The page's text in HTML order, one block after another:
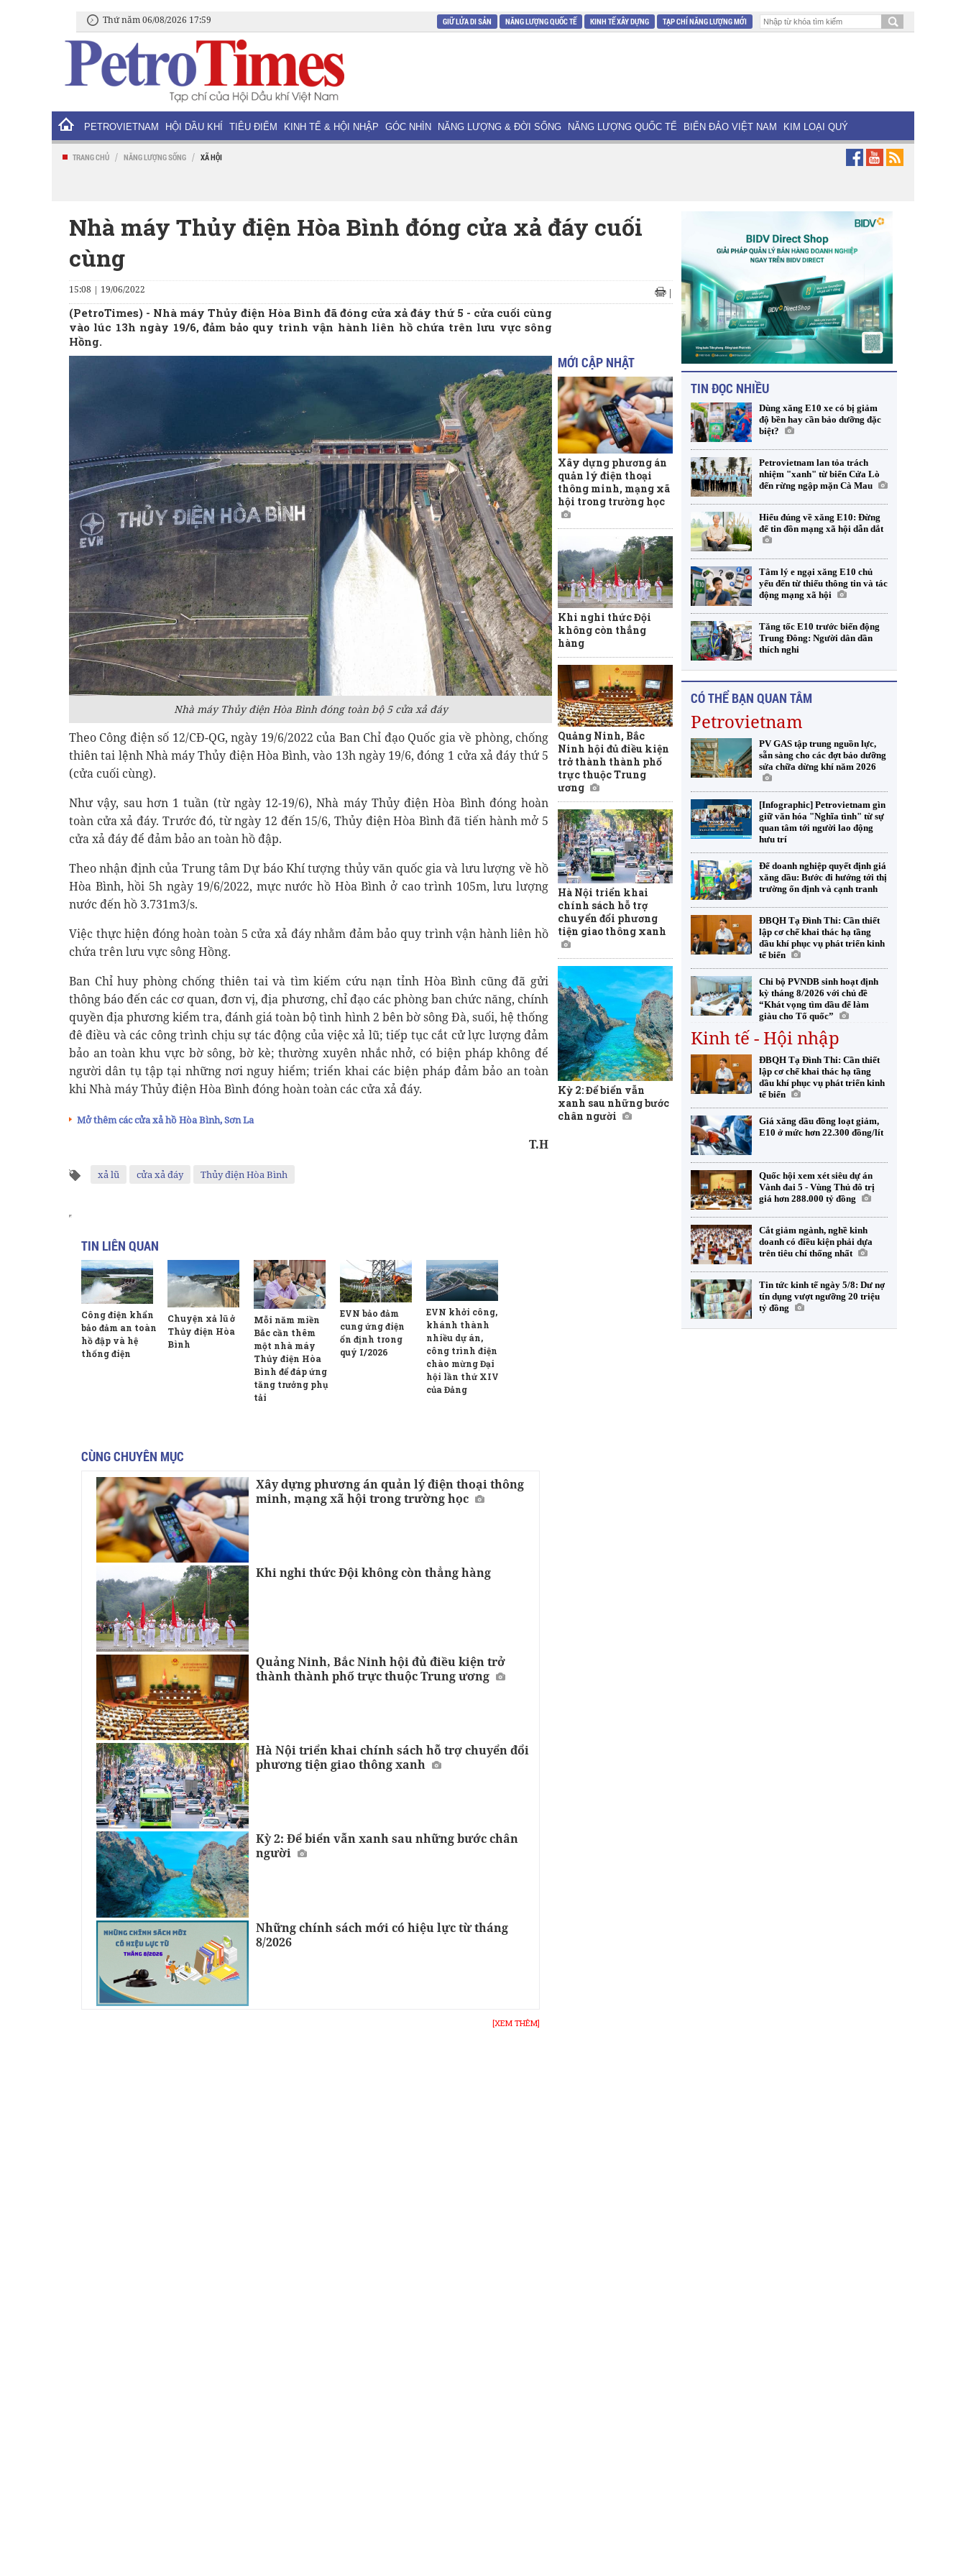
Thứ năm 06/08/2026 17:59 GIỮ LỬA DI SẢN NĂNG LƯỢNG QUỐC TẾ KINH TẾ XÂY DỰNG TẠP CHÍ NĂNG LƯỢNG MỚI
PETROVIETNAM HỘI DẦU KHÍ TIÊU ĐIỂM KINH TẾ & HỘI NHẬP GÓC NHÌN NĂNG LƯỢNG & ĐỜI SỐNG NĂNG LƯỢNG QUỐC TẾ BIỂN ĐẢO VIỆT NAM KIM LOẠI QUÝ
TRANG CHỦ / NĂNG LƯỢNG SỐNG / XÃ HỘI
Nhà máy Thủy điện Hòa Bình đóng cửa xả đáy cuối
cùng
15:08 | 19/06/2022 |
(PetroTimes) - Nhà máy Thủy điện Hòa Bình đã đóng cửa xả đáy thứ 5 - cửa cuối cùng
vào lúc 13h ngày 19/6, đảm bảo quy trình vận hành liên hồ chứa trên lưu vực sông
Hồng.
Nhà máy Thủy điện Hòa Bình đóng toàn bộ 5 cửa xả đáy
Theo Công điện số 12/CĐ-QG, ngày 19/6/2022 của Ban Chỉ đạo Quốc gia về phòng, chống
thiên tai lệnh Nhà máy Thủy điện Hòa Bình, vào 13h ngày 19/6, đóng 1 cửa xả đáy thứ 5
(cửa cuối cùng).
Như vậy, sau hơn 1 tuần (từ ngày 12-19/6), Nhà máy Thủy điện Hòa Bình đóng hoàn
toàn cửa xả đáy. Trước đó, từ ngày 12 đến 15/6, Thủy điện Hòa Bình đã tiến hành mở 5
cửa xả đáy để đảm bảo an toàn hồ đập.
Theo nhận định của Trung tâm Dự báo Khí tượng thủy văn quốc gia và lưu lượng về hồ
Hòa Bình, hồi 5h ngày 19/6/2022, mực nước hồ Hòa Bình ở cao trình 105m, lưu lượng
nước đến hồ 3.731m3/s.
Việc thực hiện đóng hoàn toàn 5 cửa xả đáy nhằm đảm bảo quy trình vận hành liên hồ
chứa trên lưu vực sông Hồng.
Ban Chỉ huy phòng chống thiên tai và tìm kiếm cứu nạn tỉnh Hòa Bình cũng đã gửi
thông báo đến các cơ quan, đơn vị, địa phương, chỉ đạo các phòng ban chức năng, chính
quyền địa phương kiểm tra, đánh giá toàn bộ tình hình 2 bên bờ sông Đà, suối, hệ thống
đê điều và các công trình chịu sự tác động của việc xả lũ; tiếp tục cắt cử lực lượng đảm
bảo an toàn khu vực bờ sông, bờ kè; thường xuyên nhắc nhở, có biện pháp không để
người dân tụ tập tại những nơi nguy hiểm; triển khai các biện pháp đảm bảo an toàn
khi Nhà máy Thủy điện Hòa Bình đóng hoàn toàn các cửa xả đáy.
Mở thêm các cửa xả hồ Hòa Bình, Sơn La
T.H
xả lũ cửa xả đáy Thủy điện Hòa Bình
TIN LIÊN QUAN
Công điện khẩn
bảo đảm an toàn
hồ đập và hệ
thống điện
Chuyện xả lũ ở
Thủy điện Hòa
Bình
Mỗi năm miền
Bắc cần thêm
một nhà máy
Thủy điện Hòa
Bình để đáp ứng
tăng trưởng phụ
tải
EVN bảo đảm
cung ứng điện
ổn định trong
quý I/2026
EVN khởi công,
khánh thành
nhiều dự án,
công trình điện
chào mừng Đại
hội lần thứ XIV
của Đảng
CÙNG CHUYÊN MỤC
Xây dựng phương án quản lý điện thoại thông
minh, mạng xã hội trong trường học
Khi nghi thức Đội không còn thẳng hàng
Quảng Ninh, Bắc Ninh hội đủ điều kiện trở
thành thành phố trực thuộc Trung ương
Hà Nội triển khai chính sách hỗ trợ chuyển đổi
phương tiện giao thông xanh
Kỳ 2: Để biển vẫn xanh sau những bước chân
người
Những chính sách mới có hiệu lực từ tháng
8/2026
[XEM THÊM]
MỚI CẬP NHẬT
Xây dựng phương án
quản lý điện thoại
thông minh, mạng xã
hội trong trường học
Khi nghi thức Đội
không còn thẳng
hàng
Quảng Ninh, Bắc
Ninh hội đủ điều kiện
trở thành thành phố
trực thuộc Trung
ương
Hà Nội triển khai
chính sách hỗ trợ
chuyển đổi phương
tiện giao thông xanh
Kỳ 2: Để biển vẫn
xanh sau những bước
chân người
TIN ĐỌC NHIỀU
Dùng xăng E10 xe có bị giảm
độ bền hay cần bảo dưỡng đặc
biệt?
Petrovietnam lan tỏa trách
nhiệm "xanh" từ biển Cửa Lò
đến rừng ngập mặn Cà Mau
Hiểu đúng về xăng E10: Đừng
để tin đồn mạng xã hội dẫn dắt
Tâm lý e ngại xăng E10 chủ
yếu đến từ thiếu thông tin và tác
động mạng xã hội
Tăng tốc E10 trước biến động
Trung Đông: Người dân dần
thích nghi
CÓ THỂ BẠN QUAN TÂM
Petrovietnam
PV GAS tập trung nguồn lực,
sẵn sàng cho các đợt bảo dưỡng
sửa chữa dừng khí năm 2026
[Infographic] Petrovietnam gìn
giữ văn hóa "Nghĩa tình" từ sự
quan tâm tới người lao động
hưu trí
Để doanh nghiệp quyết định giá
xăng dầu: Bước đi hướng tới thị
trường ổn định và cạnh tranh
ĐBQH Tạ Đình Thi: Cần thiết
lập cơ chế khai thác hạ tầng
dầu khí phục vụ phát triển kinh
tế biển
Chi bộ PVNDB sinh hoạt định
kỳ tháng 8/2026 với chủ đề
“Khát vọng tìm dầu để làm
giàu cho Tổ quốc”
Kinh tế - Hội nhập
ĐBQH Tạ Đình Thi: Cần thiết
lập cơ chế khai thác hạ tầng
dầu khí phục vụ phát triển kinh
tế biển
Giá xăng dầu đồng loạt giảm,
E10 ở mức hơn 22.300 đồng/lít
Quốc hội xem xét siêu dự án
Vành đai 5 - Vùng Thủ đô trị
giá hơn 288.000 tỷ đồng
Cắt giảm ngành, nghề kinh
doanh có điều kiện phải dựa
trên tiêu chí thống nhất
Tin tức kinh tế ngày 5/8: Dư nợ
tín dụng vượt ngưỡng 20 triệu
tỷ đồng